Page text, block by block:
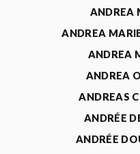
ANDREA
ANDREA
ANDREA
ANDREA
ANDREAS
ANDRÉE
ANDRÉE